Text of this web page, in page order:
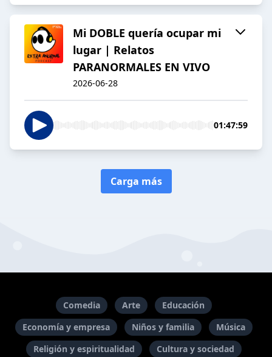
Mi DOBLE quería ocupar mi
lugar | Relatos
PARANORMALES EN VIVO
2026-06-28
01:47:59
Carga más
Comedia Arte
Educación
Economía y empresa
Niños y familia
Música
Religión y espiritualidad
Cultura y sociedad